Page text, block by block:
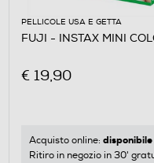
PELLICOLE USA E GETTA
FUJI - INSTAX MINI
€ 19,90
Acquisto online: disponibile
Ritiro in negozio in 30'